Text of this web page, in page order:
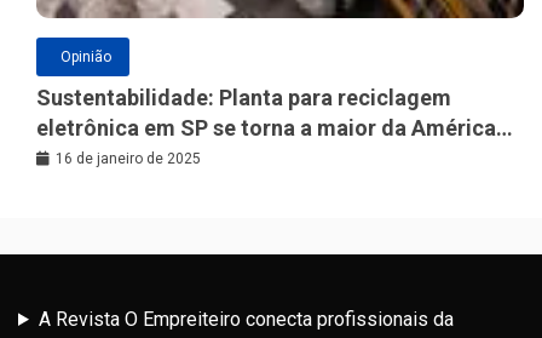
Opinião
Sustentabilidade: Planta para reciclagem
eletrônica em SP se torna a maior da América
Latina
16 de janeiro de 2025
A Revista O Empreiteiro conecta profissionais da